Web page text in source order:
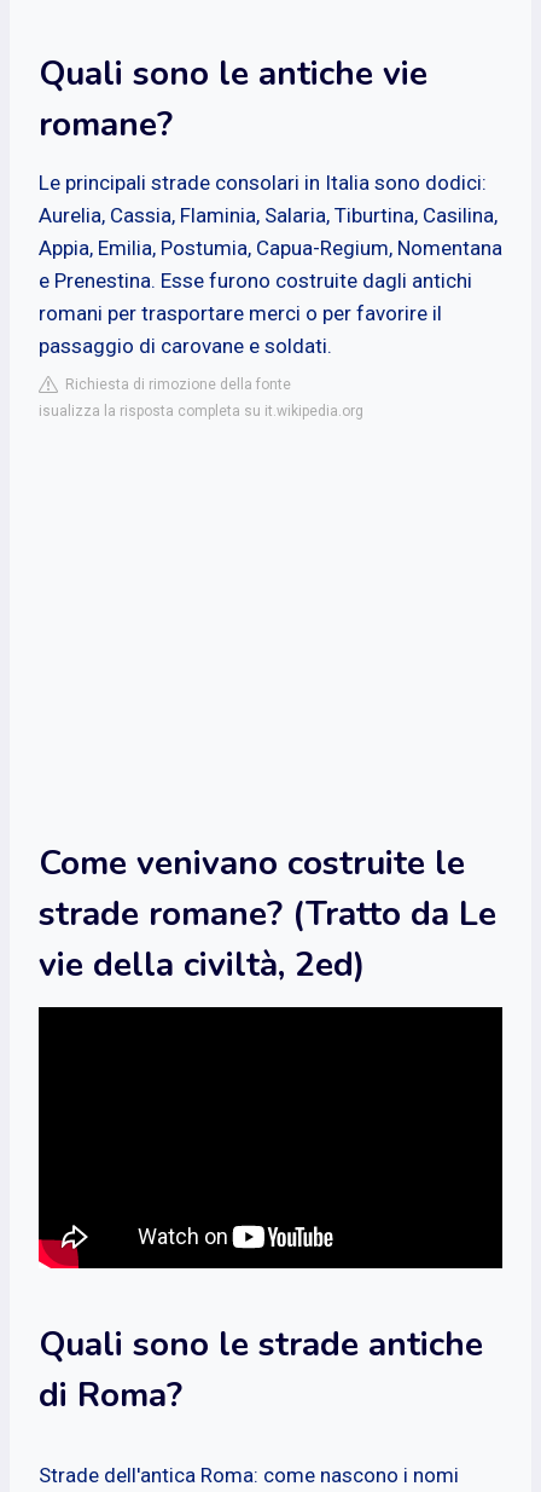
Quali sono le antiche vie
romane?
Le principali strade consolari in Italia sono dodici:
Aurelia, Cassia, Flaminia, Salaria, Tiburtina, Casilina,
Appia, Emilia, Postumia, Capua-Regium, Nomentana
e Prenestina. Esse furono costruite dagli antichi
romani per trasportare merci o per favorire il
passaggio di carovane e soldati.
Richiesta di rimozione della fonte
isualizza la risposta completa su it.wikipedia.org
Come venivano costruite le
strade romane? (Tratto da Le
vie della civiltà, 2ed)
Quali sono le strade antiche
di Roma?
Strade dell'antica Roma: come nascono i nomi